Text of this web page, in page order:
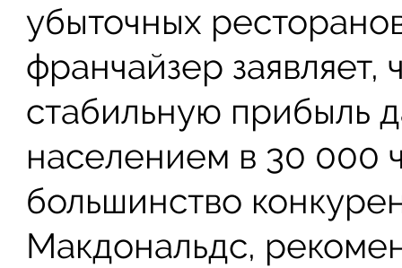
убыточных
франчайзер заявляет,
стабильную прибыль
населением в 30 000
большинство
Макдональдс,